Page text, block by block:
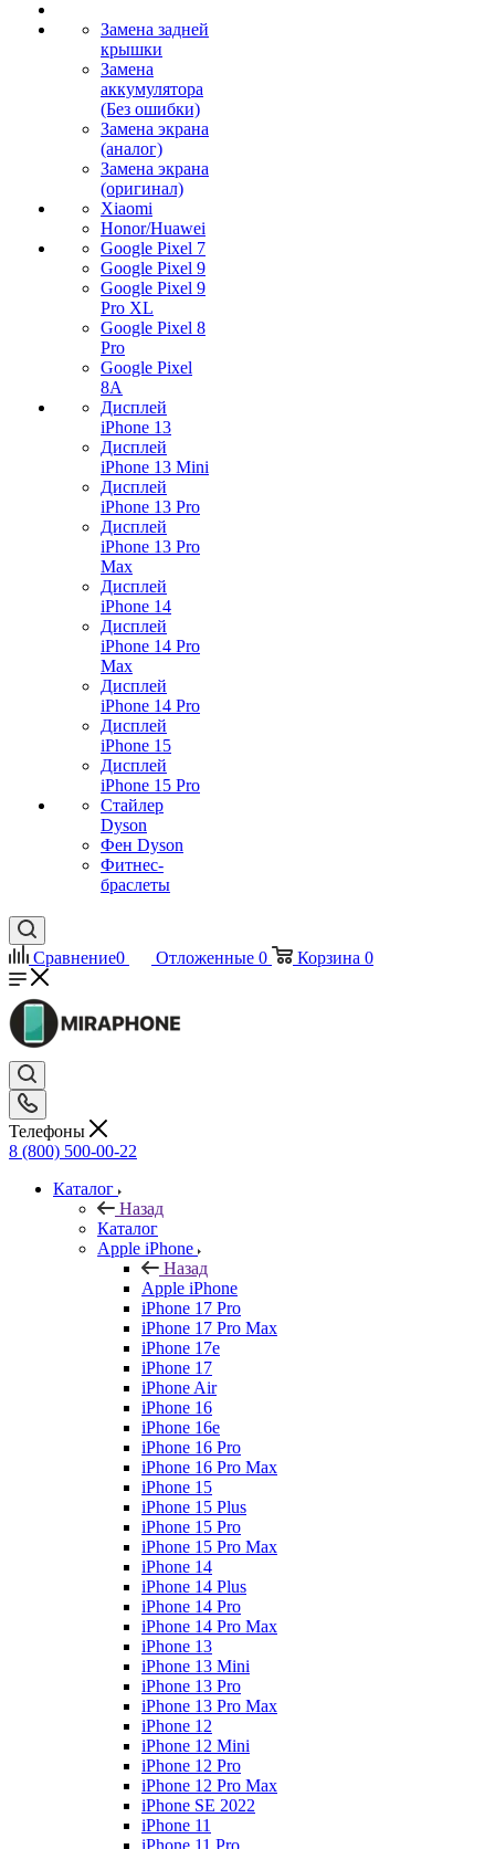
Замена задней
крышки
Замена
аккумулятора
(Без ошибки)
Замена экрана
(аналог)
Замена экрана
(оригинал)
Xiaomi
Honor/Huawei
Google Pixel 7
Google Pixel 9
Google Pixel 9
Pro XL
Google Pixel 8
Pro
Google Pixel
8A
Дисплей
iPhone 13
Дисплей
iPhone 13 Mini
Дисплей
iPhone 13 Pro
Дисплей
iPhone 13 Pro
Max
Дисплей
iPhone 14
Дисплей
iPhone 14 Pro
Max
Дисплей
iPhone 14 Pro
Дисплей
iPhone 15
Дисплей
iPhone 15 Pro
Стайлер
Dyson
Фен Dyson
Фитнес-
браслеты
Сравнение0 Отложенные 0 Корзина 0
Телефоны
8 (800) 500-00-22
Каталог
Назад
Каталог
Apple iPhone
Назад
Apple iPhone
iPhone 17 Pro
iPhone 17 Pro Max
iPhone 17e
iPhone 17
iPhone Air
iPhone 16
iPhone 16e
iPhone 16 Pro
iPhone 16 Pro Max
iPhone 15
iPhone 15 Plus
iPhone 15 Pro
iPhone 15 Pro Max
iPhone 14
iPhone 14 Plus
iPhone 14 Pro
iPhone 14 Pro Max
iPhone 13
iPhone 13 Mini
iPhone 13 Pro
iPhone 13 Pro Max
iPhone 12
iPhone 12 Mini
iPhone 12 Pro
iPhone 12 Pro Max
iPhone SE 2022
iPhone 11
iPhone 11 Pro